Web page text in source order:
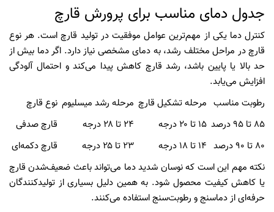
جدول دمای مناسب برای پرورش قارچ
کنترل دما یکی از مهم‌ترین عوامل موفقیت در تولید قارچ است. هر نوع
قارچ در مراحل مختلف رشد، به دمای مشخصی نیاز دارد. اگر دما بیش از
حد بالا یا پایین باشد، رشد قارچ کاهش پیدا می‌کند و احتمال آلودگی
افزایش می‌یابد.
نوع قارچ مرحله رشد میسلیوم مرحله تشکیل قارچ رطوبت مناسب
قارچ صدفی
۲۴ تا ۲۸ درجه ۱۵ تا ۲۰ درجه
۸۵ تا ۹۵ درصد
قارچ دکمه‌ای
۲۳ تا ۲۵ درجه ۱۴ تا ۱۸ درجه
۸۰ تا ۹۰ درصد
نکته مهم این است که نوسان شدید دما می‌تواند باعث ضعیف‌شدن قارچ
یا کاهش کیفیت محصول شود. به همین دلیل بسیاری از تولیدکنندگان
حرفه‌ای از دماسنج و رطوبت‌سنج استفاده می‌کنند.